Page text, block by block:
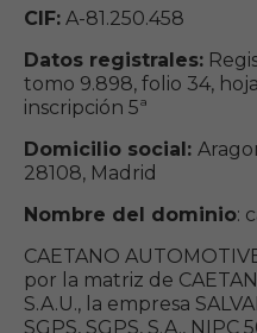
Dónde
CIF: A-81.250.458
Datos registrales:
tomo 9.898, folio 34,
inscripción 5ª
Domicilio social:
28108, Madrid
Nombre del dominio:
CAETANO
por la matriz de
S.A.U., la empresa
SGPS, SGPS, S.A., NIPC